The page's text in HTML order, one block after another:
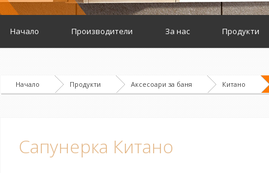
Начало Производители За нас Продукти
Начало Продукти Аксесоари за баня Китано
Сапунерка Китано